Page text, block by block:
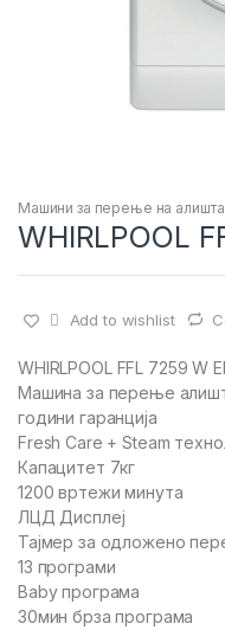
Машини за перење на алишта
WHIRLPOOL
Add to wishlist
WHIRLPOOL FFL 7259 W
Машина за перење
години гаранција
Fresh Care + Steam
Капацитет 7кг
1200 вртежи минута
ЛЦД Дисплеј
Тајмер за одложено
13 програми
Baby програма
30мин брза програма